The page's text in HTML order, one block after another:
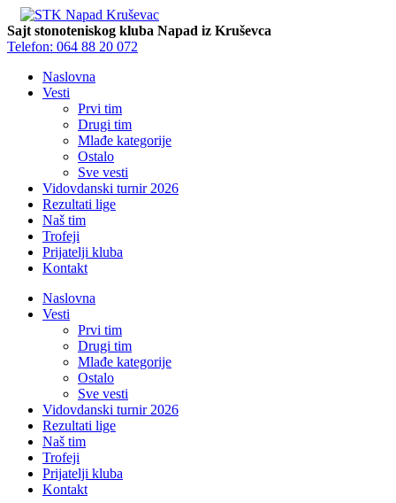
Sajt stonoteniskog kluba Napad iz Kruševca
Telefon: 064 88 20 072
Naslovna
Vesti
Prvi tim
Drugi tim
Mlađe kategorije
Ostalo
Sve vesti
Vidovdanski turnir 2026
Rezultati lige
Naš tim
Trofeji
Prijatelji kluba
Kontakt
Naslovna
Vesti
Prvi tim
Drugi tim
Mlađe kategorije
Ostalo
Sve vesti
Vidovdanski turnir 2026
Rezultati lige
Naš tim
Trofeji
Prijatelji kluba
Kontakt